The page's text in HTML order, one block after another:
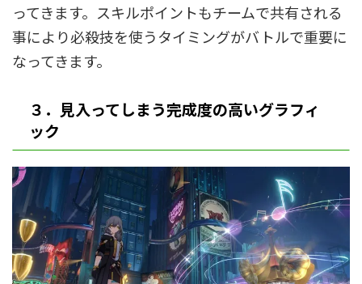
ってきます。スキルポイントもチームで共有される
事により必殺技を使うタイミングがバトルで重要に
なってきます。
３．見入ってしまう完成度の高いグラフィ
ック